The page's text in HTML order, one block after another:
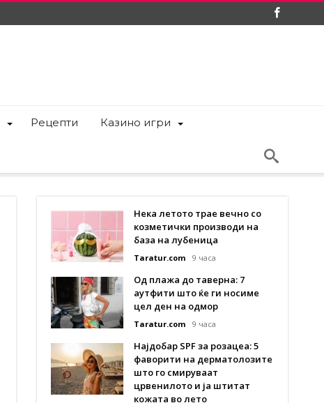
Рецепти Казино игри
Нека летото трае вечно со
козметички производи на
база на лубеница
Taratur.com 9 часа
Од плажа до таверна: 7
аутфити што ќе ги носиме
цел ден на одмор
Taratur.com 9 часа
Најдобар SPF за розацеа: 5
фаворити на дерматолозите
што го смируваат
црвенилото и ја штитат
кожата во лето